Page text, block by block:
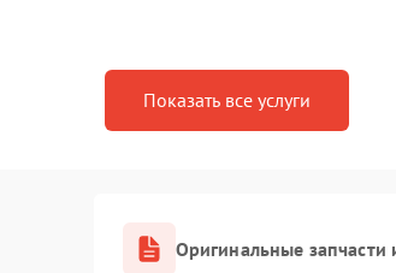
Показать все услуги
Оригинальные